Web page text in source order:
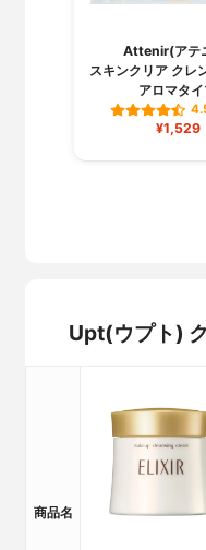
Attenir(アテ
スキンクリア クレ
アロマタ
¥1,529
Upt(ウプト)
商品名